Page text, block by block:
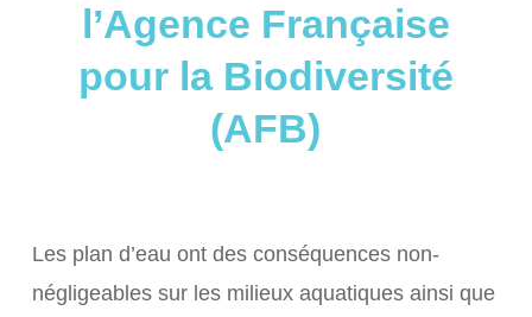
l’Agence Française
pour la Biodiversité
(AFB)
Les plan d’eau ont des conséquences non-
négligeables sur les milieux aquatiques ainsi que